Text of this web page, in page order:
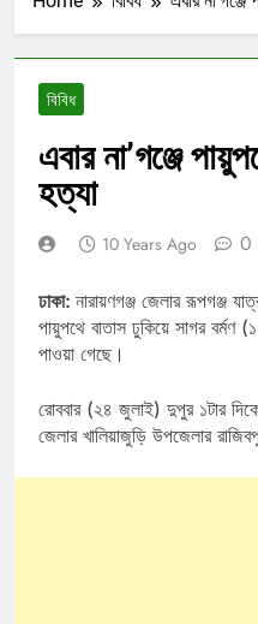
বিবিধ
এবার না’গঞ্জে
হত্যা
10 Years Ago 0
ঢাকা: নারায়ণগঞ্জ জেলার রূপগঞ্জ
পায়ুপথে বাতাস ঢুকিয়ে সাগর
পাওয়া গেছে।
রোববার (২৪ জুলাই) দুপুর ১টার
জেলার খালিয়াজুড়ি উপজেলার